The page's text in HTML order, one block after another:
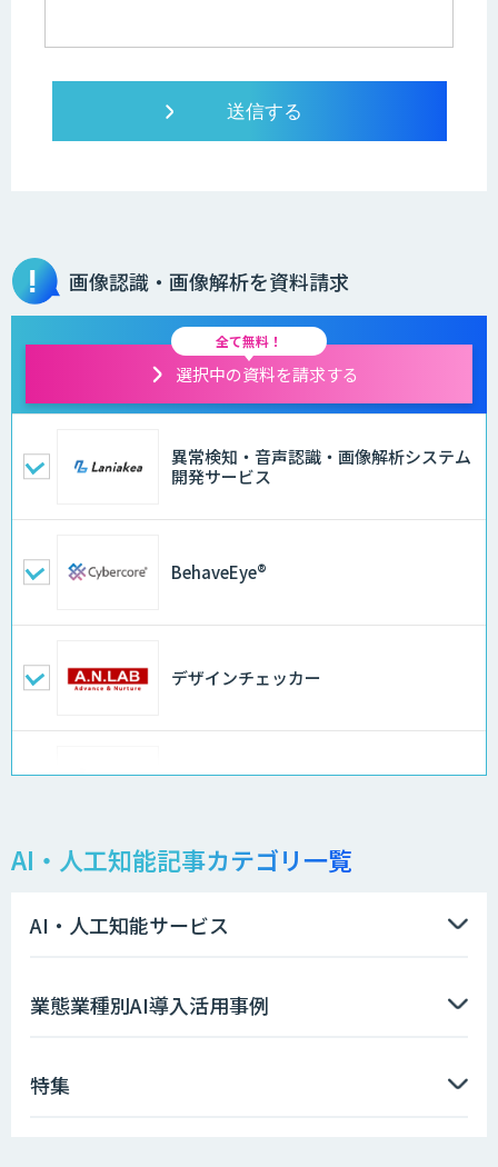
画像認識・画像解析を資料請求
全て無料！
選択中の資料を請求する
異常検知・音声認識・画像解析システム
開発サービス
BehaveEye®
デザインチェッカー
地理空間DX ソリューション
製造業特化型オーダーメイドAI開発（知
ソフトクリエイトのAI開発サービス
AI・人工知能記事カテゴリ一覧
AI・人工知能サービス
業態業種別AI導入活用事例
特集